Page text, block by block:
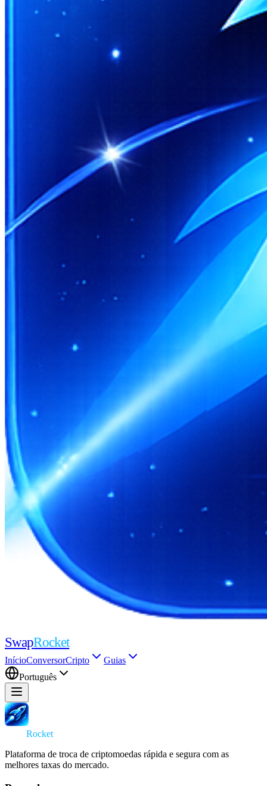
SwapRocket
InícioConversorCripto
Guias
Português
Rocket
Plataforma de troca de criptomoedas rápida e segura com as
melhores taxas do mercado.